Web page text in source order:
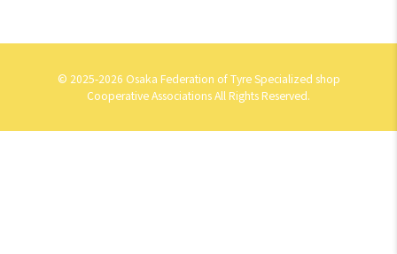
© 2025-2026 Osaka Federation of Tyre Specialized shop
Cooperative Associations All Rights Reserved.